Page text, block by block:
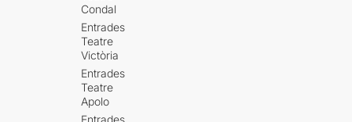
Condal
Entrades
Teatre
Victòria
Entrades
Teatre
Apolo
Entrades